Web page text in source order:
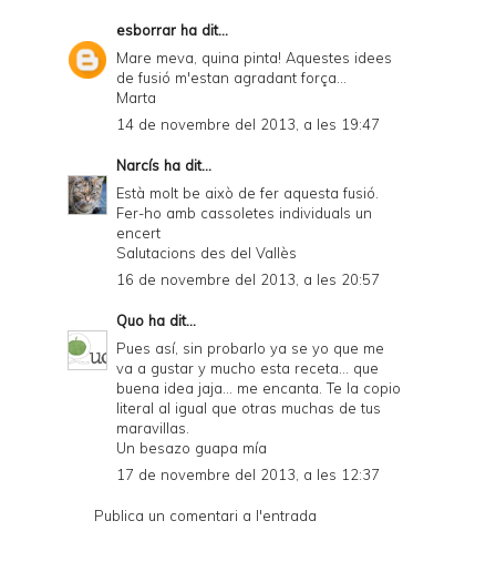
esborrar ha dit...
Mare meva, quina pinta! Aquestes idees
de fusió m'estan agradant força...
Marta
14 de novembre del 2013, a les 19:47
Narcís ha dit...
Està molt be això de fer aquesta fusió.
Fer-ho amb cassoletes individuals un
encert
Salutacions des del Vallès
16 de novembre del 2013, a les 20:57
Quo ha dit...
Pues así, sin probarlo ya se yo que me
va a gustar y mucho esta receta... que
buena idea jaja... me encanta. Te la copio
literal al igual que otras muchas de tus
maravillas.
Un besazo guapa mía
17 de novembre del 2013, a les 12:37
Publica un comentari a l'entrada